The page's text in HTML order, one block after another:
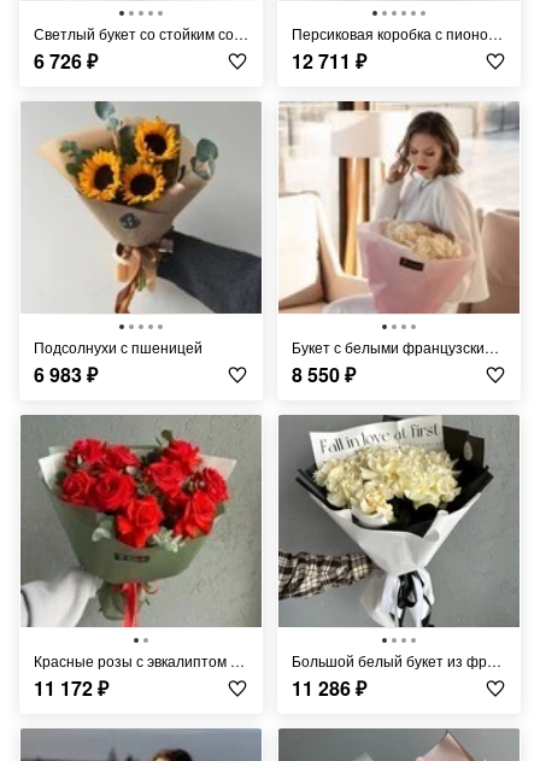
Светлый букет со стойким составом FT1166
6 726₽
Персиковая коробка с пионовидной розой и ароматным эвкалиптом
12 711 ₽
Подсолнухи с пшеницей
6 983₽
Букет с белыми французскими розами FT1312
8 550₽
Красные розы с эвкалиптом в упаковке FT1412
11 172₽
Большой белый букет из французских роз FT250
11 286₽